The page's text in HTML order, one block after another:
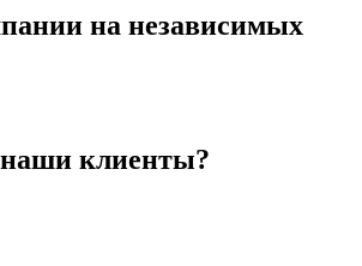
на независимых
наши клиенты?